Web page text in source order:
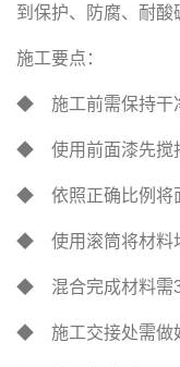
到保护、防腐、耐酸
施工要点：
◆ 施工前需保持干
◆ 使用前面漆先搅
◆ 依照正确比例将
◆ 使用滚筒将材料
◆ 混合完成材料需
◆ 施工交接处需做